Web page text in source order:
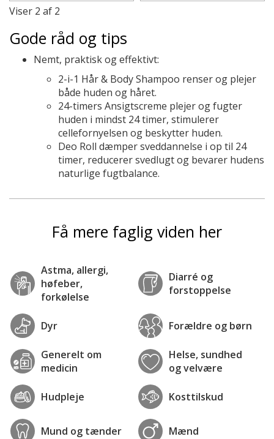
Viser 2 af 2
Gode råd og tips
Nemt, praktisk og effektivt:
2-i-1 Hår & Body Shampoo renser og plejer
både huden og håret.
24-timers Ansigtscreme plejer og fugter
huden i mindst 24 timer, stimulerer
cellefornyelsen og beskytter huden.
Deo Roll dæmper sveddannelse i op til 24
timer, reducerer svedlugt og bevarer hudens
naturlige fugtbalance.
Få mere faglig viden her
Astma, allergi,
høfeber,
forkølelse
Diarré og
forstoppelse
Dyr Forældre og børn
Generelt om
medicin
Helse, sundhed
og velvære
Hudpleje Kosttilskud
Mund og tænder Mænd